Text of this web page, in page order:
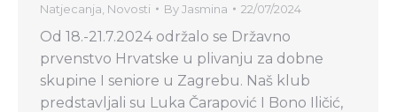
Natjecanja Novosti ByJasmina 22/07/2024
Od 18.-21.7.2024 održalo se Državno
prvenstvo Hrvatske u plivanju za dobne
skupine I seniore u Zagrebu. Naš klub
predstavljali su Luka Čarapović I Bono Iličić,